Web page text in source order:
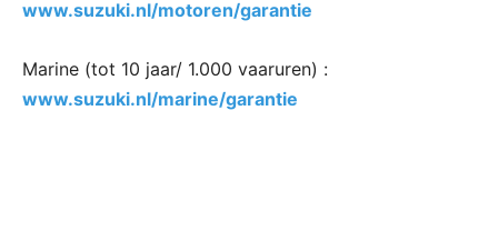
www.suzuki.nl/motoren/garantie
Marine (tot 10 jaar/ 1.000 vaaruren) :
www.suzuki.nl/marine/garantie